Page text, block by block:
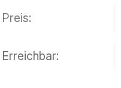
قیمت:
قابل دسترسی: